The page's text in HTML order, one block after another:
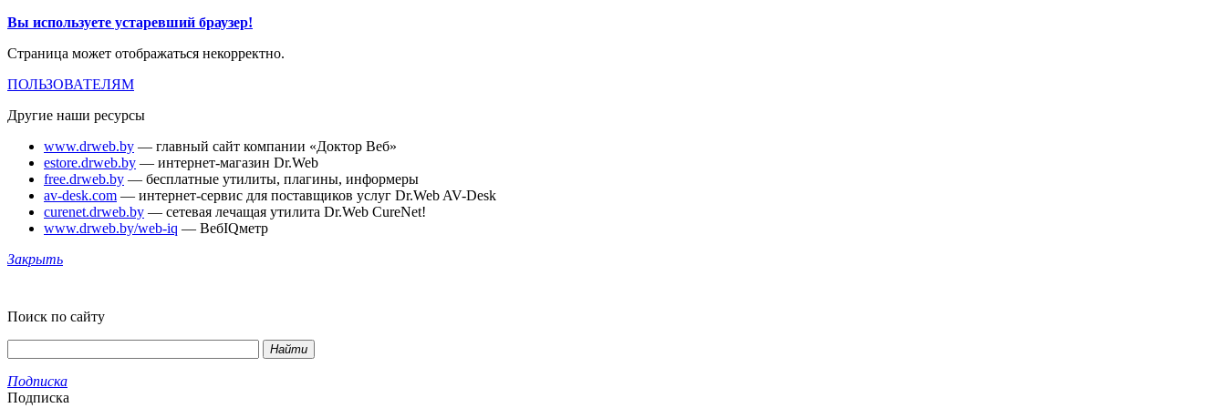
Вы используете устаревший браузер!
Страница может отображаться некорректно.
ПОЛЬЗОВАТЕЛЯМ
Другие наши ресурсы
www.drweb.by — главный сайт компании «Доктор Веб»
estore.drweb.by — интернет-магазин Dr.Web
free.drweb.by — бесплатные утилиты, плагины, информеры
av-desk.com — интернет-сервис для поставщиков услуг Dr.Web AV-Desk
curenet.drweb.by — сетевая лечащая утилита Dr.Web CureNet!
www.drweb.by/web-iq — ВебIQметр
Закрыть
Поиск по сайту
Найти
Подписка
Подписка